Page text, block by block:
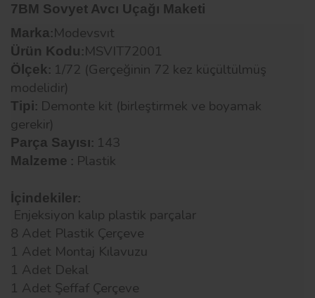
7BM Sovyet Avcı Uçağı Maketi
Marka: Modevsvıt
Ürün Kodu : MSVIT72001
Ölçek : 1/72 (Gerçeğinin 72 kez küçültülmüş
modelidir)
Tipi: Demonte kit (birleştirmek ve boyamak
gerekir)
Parça Sayısı: 143
Malzeme : Plastik
İçindekiler:
Enjeksiyon kalıp plastik parçalar
8 Adet Plastik Çerçeve
1 Adet Montaj Kılavuzu
1 Adet Dekal
1 Adet Şeffaf Çerçeve